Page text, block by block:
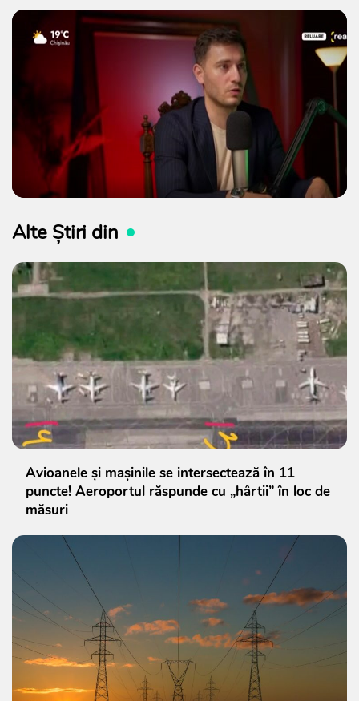
Alte Știri din
Avioanele și mașinile se intersectează în 11
puncte! Aeroportul răspunde cu „hârtii” în loc de
măsuri